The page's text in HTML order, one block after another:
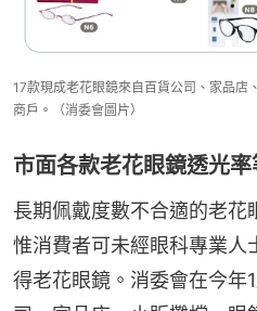
17款現成老花眼鏡來自百貨公司、家品店
商戶。（消委會圖片）
市面各款老花眼鏡透光
長期佩戴度數不合適的老花
惟消費者可未經眼科專業人
得老花眼鏡。消委會在今年